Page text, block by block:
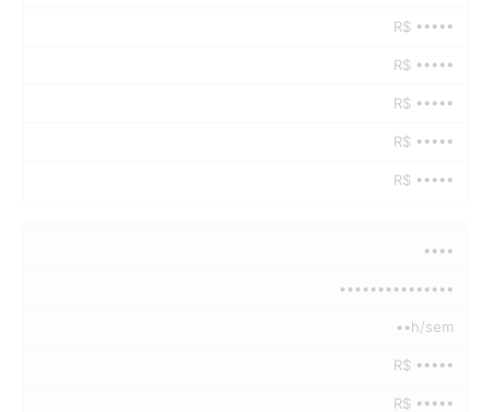
R$ •••••
R$ •••••
R$ •••••
R$ •••••
R$ •••••
••••
•••••••••••••••
••h/sem
R$ •••••
R$ •••••